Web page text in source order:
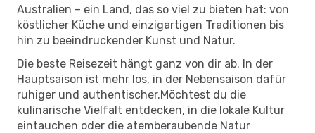
Australien – ein Land, das so viel zu bieten hat: von
köstlicher Küche und einzigartigen Traditionen bis
hin zu beeindruckender Kunst und Natur.
Die beste Reisezeit hängt ganz von dir ab. In der
Hauptsaison ist mehr los, in der Nebensaison dafür
ruhiger und authentischer.Möchtest du die
kulinarische Vielfalt entdecken, in die lokale Kultur
eintauchen oder die atemberaubende Natur